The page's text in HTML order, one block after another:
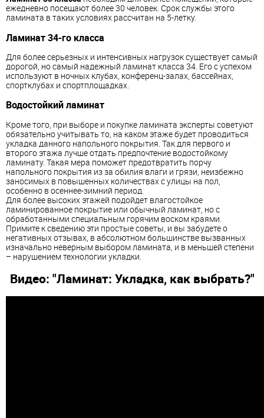
ежедневно посещают более 30 человек. Срок службы этого
ламината в таких условиях рассчитан на 5-летку.
Ламинат 34-го класса
Для более серьезных и интенсивных нагрузок существует самый
дорогой, но самый надежный ламинат класса 34. Его с успехом
используют в ночных клубах, конференц-залах, бассейнах,
спортклубах и спортплощадках.
Водостойкий ламинат
Кроме того, при выборе и покупке ламината эксперты советуют
обязательно учитывать то, на каком этаже будет проводиться
укладка данного напольного покрытия. Так для первого и
второго этажа лучше отдать предпочтение водостойкому
ламинату. Такая мера поможет предотвратить порчу
напольного покрытия из за обилия влаги и грязи, неизбежно
заносимых в повышенных количествах с улицы на пол,
особенно в осеннее-зимний период.
Для более высоких этажей подойдет влагостойкое
ламинированное покрытие или обычный ламинат, но с
обработанными специальным горячим воском краями.
Примите к сведению эти простые советы, и вы забудете о
негативных отзывах, в абсолютном большинстве вызванных
изначально неверным выбором ламината, и в меньшей степени
– нарушением технологии укладки.
Видео: "Ламинат: Укладка, как выбрать?"